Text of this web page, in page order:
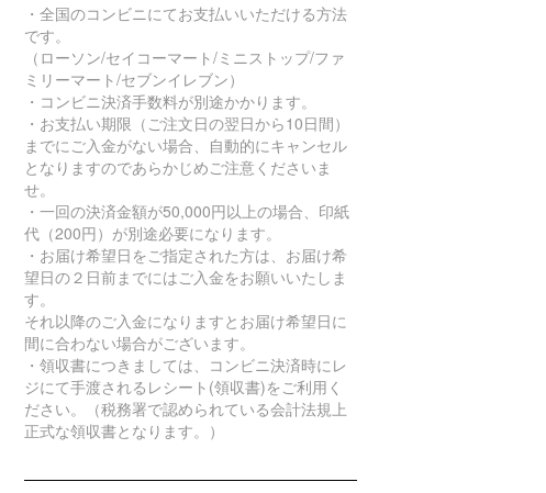
・全国のコンビニにてお支払いいただける方法
です。
（ローソン/セイコーマート/ミニストップ/ファ
ミリーマート/セブンイレブン）
・コンビニ決済手数料が別途かかります。
・お支払い期限（ご注文日の翌日から10日間）
までにご入金がない場合、自動的にキャンセル
となりますのであらかじめご注意くださいま
せ。
・一回の決済金額が50,000円以上の場合、印紙
代（200円）が別途必要になります。
・お届け希望日をご指定された方は、お届け希
望日の２日前までにはご入金をお願いいたしま
す。
それ以降のご入金になりますとお届け希望日に
間に合わない場合がございます。
・領収書につきましては、コンビニ決済時にレ
ジにて手渡されるレシート(領収書)をご利用く
ださい。（税務署で認められている会計法規上
正式な領収書となります。）